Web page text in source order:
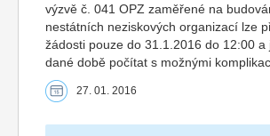
výzvě č. 041 OPZ zaměřené na
nestátních neziskových organizací lze
žádosti pouze do 31.1.2016 do 12:00 a
dané době počítat s možnými
27. 01. 2016